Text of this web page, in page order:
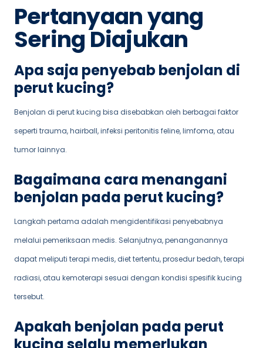
Pertanyaan yang
Sering Diajukan
Apa saja penyebab benjolan di
perut kucing?
Benjolan di perut kucing bisa disebabkan oleh berbagai faktor
seperti trauma, hairball, infeksi peritonitis feline, limfoma, atau
tumor lainnya.
Bagaimana cara menangani
benjolan pada perut kucing?
Langkah pertama adalah mengidentifikasi penyebabnya
melalui pemeriksaan medis. Selanjutnya, penanganannya
dapat meliputi terapi medis, diet tertentu, prosedur bedah, terapi
radiasi, atau kemoterapi sesuai dengan kondisi spesifik kucing
tersebut.
Apakah benjolan pada perut
kucing selalu memerlukan